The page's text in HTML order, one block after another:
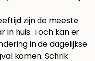
zijn de meeste
in huis. Toch kan er
in de dagelijkse
komen. Schrik